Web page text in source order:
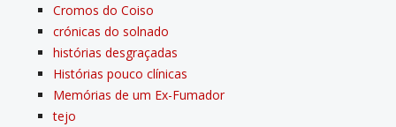
Cromos do Coiso
crónicas do solnado
histórias desgraçadas
Histórias pouco clí­nicas
Memórias de um Ex-Fumador
tejo